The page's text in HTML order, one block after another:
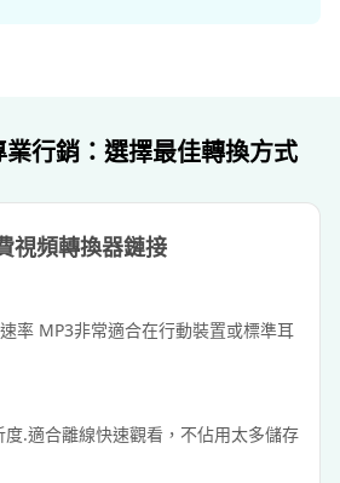
行銷：選擇最佳轉換方式
視頻轉換器鏈接
率 MP3非常適合在行動裝置或標準耳
.適合離線快速觀看，不佔用太多儲存